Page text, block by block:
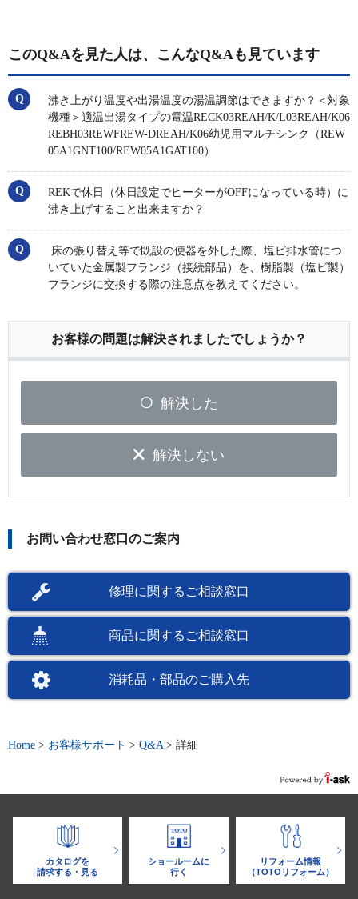
このQ&Aを見た人は、こんなQ&Aも見ています
沸き上がり温度や出湯温度の湯温調節はできますか？＜対象
機種＞適温出湯タイプの電温RECK03REAH/K/L03REAH/K06
REBH03REWFREW-DREAH/K06幼児用マルチシンク（REW
05A1GNT100/REW05A1GAT100）
REKで休日（休日設定でヒーターがOFFになっている時）に
沸き上げすること出来ますか？
床の張り替え等で既設の便器を外した際、塩ビ排水管につ
いていた金属製フランジ（接続部品）を、樹脂製（塩ビ製）
フランジに交換する際の注意点を教えてください。
お客様の問題は解決されましたでしょうか？
解決した
解決しない
お問い合わせ窓口のご案内
修理に関するご相談窓口
商品に関するご相談窓口
消耗品・部品のご購入先
Home > お客様サポート > Q&A > 詳細
カタログを
請求する・見る
ショールームに
行く
リフォーム情報
（TOTOリフォーム）